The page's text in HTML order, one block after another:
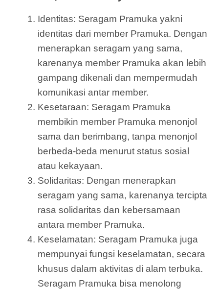
Identitas: Seragam Pramuka yakni
identitas dari member Pramuka. Dengan
menerapkan seragam yang sama,
karenanya member Pramuka akan lebih
gampang dikenali dan mempermudah
komunikasi antar member.
Kesetaraan: Seragam Pramuka
membikin member Pramuka menonjol
sama dan berimbang, tanpa menonjol
berbeda-beda menurut status sosial
atau kekayaan.
Solidaritas: Dengan menerapkan
seragam yang sama, karenanya tercipta
rasa solidaritas dan kebersamaan
antara member Pramuka.
Keselamatan: Seragam Pramuka juga
mempunyai fungsi keselamatan, secara
khusus dalam aktivitas di alam terbuka.
Seragam Pramuka bisa menolong